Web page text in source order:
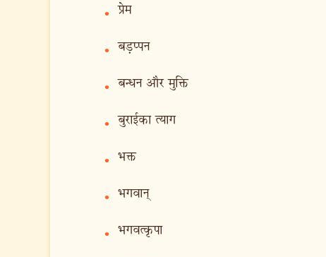
• प्रेम
• बड़प्पन
• बन्धन और मुक्ति
• बुराईका त्याग
• भक्त
• भगवान‍्
• भगवत्कृपा